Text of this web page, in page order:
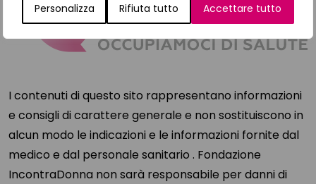
Personalizza Rifiuta tutto Accettare tutto
I contenuti di questo sito rappresentano informazioni
e consigli di carattere generale e non sostituiscono in
alcun modo le indicazioni e le informazioni fornite dal
medico e dal personale sanitario . Fondazione
IncontraDonna non sarà responsabile per danni di